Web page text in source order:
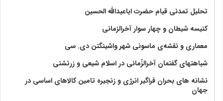
تحلیل تمدنی قیام حضرت اباعبدالله الحسین
کنیسه شیطان و چهار سوار آخرالزمانی
معماری و نقشه‌ی ماسونی شهر واشينگتن دی. سی
شباهتهای گفتمان آخر‌الزّمانی در اسلام شیعی و زرتشتی
نشانه های بحران فراگیر انرژی و زنجیره تامین کالاهای اساسی در
جهان